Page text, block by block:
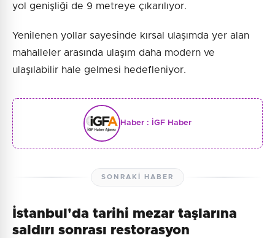
yol genişliği de 9 metreye çıkarılıyor.
Yenilenen yollar sayesinde kırsal ulaşımda yer alan
mahalleler arasında ulaşım daha modern ve
ulaşılabilir hale gelmesi hedefleniyor.
Haber : İGF Haber
SONRAKI HABER
İstanbul'da tarihi mezar taşlarına
saldırı sonrası restorasyon